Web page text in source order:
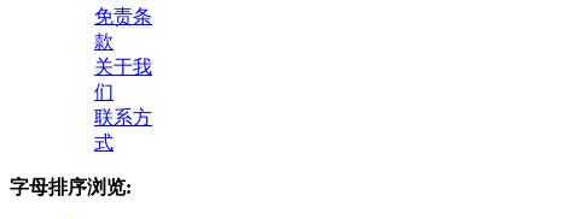
免责条
款
关于我
们
联系方
式
字母排序浏览: